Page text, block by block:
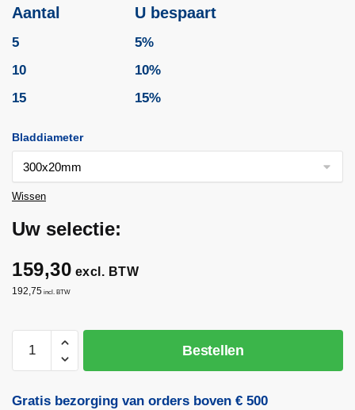
Aantal U bespaart
5
5%
10
10%
15
15%
Bladdiameter
Wissen
Uw selectie:
159,30 excl. BTW
192,75 incl. BTW
Diamantzaagblad
BETON
|
Bestellen
Gratis bezorging van orders boven € 500